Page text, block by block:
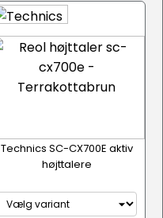
Technics SC-CX700E aktiv
højttalere